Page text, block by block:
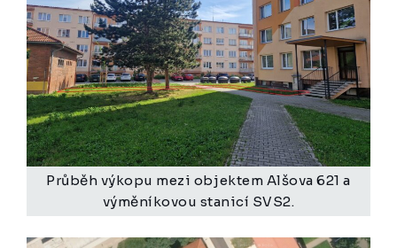
Průběh výkopu mezi objektem Alšova 621 a
výměníkovou stanicí SVS2.